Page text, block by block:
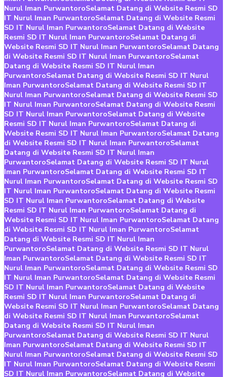
Nurul Iman PurwantoroSelamat Datang di Website Resmi SD
IT Nurul Iman PurwantoroSelamat Datang di Website Resmi
SD IT Nurul Iman PurwantoroSelamat Datang di Website
Resmi SD IT Nurul Iman PurwantoroSelamat Datang di
Website Resmi SD IT Nurul Iman PurwantoroSelamat Datang
di Website Resmi SD IT Nurul Iman PurwantoroSelamat
Datang di Website Resmi SD IT Nurul Iman
PurwantoroSelamat Datang di Website Resmi SD IT Nurul
Iman PurwantoroSelamat Datang di Website Resmi SD IT
Nurul Iman PurwantoroSelamat Datang di Website Resmi SD
IT Nurul Iman PurwantoroSelamat Datang di Website Resmi
SD IT Nurul Iman PurwantoroSelamat Datang di Website
Resmi SD IT Nurul Iman PurwantoroSelamat Datang di
Website Resmi SD IT Nurul Iman PurwantoroSelamat Datang
di Website Resmi SD IT Nurul Iman PurwantoroSelamat
Datang di Website Resmi SD IT Nurul Iman
PurwantoroSelamat Datang di Website Resmi SD IT Nurul
Iman PurwantoroSelamat Datang di Website Resmi SD IT
Nurul Iman PurwantoroSelamat Datang di Website Resmi SD
IT Nurul Iman PurwantoroSelamat Datang di Website Resmi
SD IT Nurul Iman PurwantoroSelamat Datang di Website
Resmi SD IT Nurul Iman PurwantoroSelamat Datang di
Website Resmi SD IT Nurul Iman PurwantoroSelamat Datang
di Website Resmi SD IT Nurul Iman PurwantoroSelamat
Datang di Website Resmi SD IT Nurul Iman
PurwantoroSelamat Datang di Website Resmi SD IT Nurul
Iman PurwantoroSelamat Datang di Website Resmi SD IT
Nurul Iman PurwantoroSelamat Datang di Website Resmi SD
IT Nurul Iman PurwantoroSelamat Datang di Website Resmi
SD IT Nurul Iman PurwantoroSelamat Datang di Website
Resmi SD IT Nurul Iman PurwantoroSelamat Datang di
Website Resmi SD IT Nurul Iman PurwantoroSelamat Datang
di Website Resmi SD IT Nurul Iman PurwantoroSelamat
Datang di Website Resmi SD IT Nurul Iman
PurwantoroSelamat Datang di Website Resmi SD IT Nurul
Iman PurwantoroSelamat Datang di Website Resmi SD IT
Nurul Iman PurwantoroSelamat Datang di Website Resmi SD
IT Nurul Iman PurwantoroSelamat Datang di Website Resmi
SD IT Nurul Iman PurwantoroSelamat Datang di Website